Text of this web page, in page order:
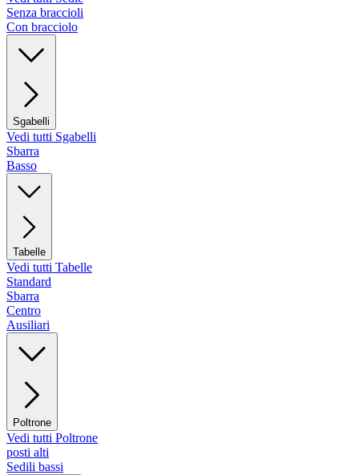
Senza braccioli
Con bracciolo
Sgabelli
Vedi tutti Sgabelli
Sbarra
Basso
Tabelle
Vedi tutti Tabelle
Standard
Sbarra
Centro
Ausiliari
Poltrone
Vedi tutti Poltrone
posti alti
Sedili bassi